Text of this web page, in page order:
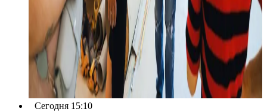
Сегодня 15:10